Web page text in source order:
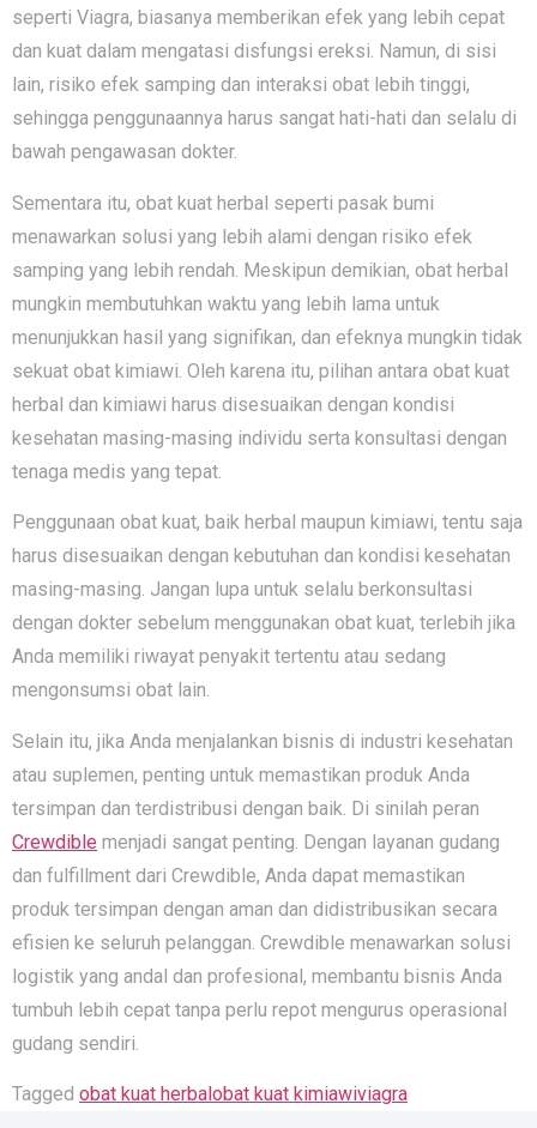
seperti Viagra, biasanya memberikan efek yang lebih cepat
dan kuat dalam mengatasi disfungsi ereksi. Namun, di sisi
lain, risiko efek samping dan interaksi obat lebih tinggi,
sehingga penggunaannya harus sangat hati-hati dan selalu di
bawah pengawasan dokter.
Sementara itu, obat kuat herbal seperti pasak bumi
menawarkan solusi yang lebih alami dengan risiko efek
samping yang lebih rendah. Meskipun demikian, obat herbal
mungkin membutuhkan waktu yang lebih lama untuk
menunjukkan hasil yang signifikan, dan efeknya mungkin tidak
sekuat obat kimiawi. Oleh karena itu, pilihan antara obat kuat
herbal dan kimiawi harus disesuaikan dengan kondisi
kesehatan masing-masing individu serta konsultasi dengan
tenaga medis yang tepat.
Penggunaan obat kuat, baik herbal maupun kimiawi, tentu saja
harus disesuaikan dengan kebutuhan dan kondisi kesehatan
masing-masing. Jangan lupa untuk selalu berkonsultasi
dengan dokter sebelum menggunakan obat kuat, terlebih jika
Anda memiliki riwayat penyakit tertentu atau sedang
mengonsumsi obat lain.
Selain itu, jika Anda menjalankan bisnis di industri kesehatan
atau suplemen, penting untuk memastikan produk Anda
tersimpan dan terdistribusi dengan baik. Di sinilah peran
Crewdible menjadi sangat penting. Dengan layanan gudang
dan fulfillment dari Crewdible, Anda dapat memastikan
produk tersimpan dengan aman dan didistribusikan secara
efisien ke seluruh pelanggan. Crewdible menawarkan solusi
logistik yang andal dan profesional, membantu bisnis Anda
tumbuh lebih cepat tanpa perlu repot mengurus operasional
gudang sendiri.
Tagged obat kuat herbalobat kuat kimiawiviagra